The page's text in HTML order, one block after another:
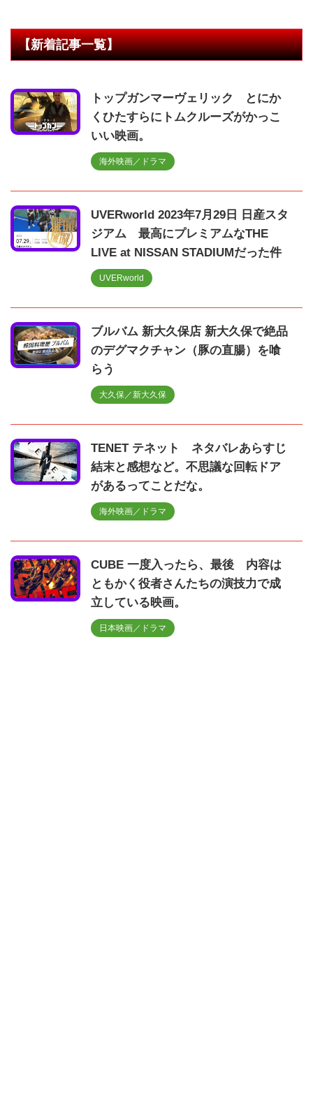
【新着記事一覧】
トップガンマーヴェリック とにか
くひたすらにトムクルーズがかっこ
いい映画。
海外映画／ドラマ
UVERworld 2023年7月29日 日産スタ
ジアム 最高にプレミアムなTHE
LIVE at NISSAN STADIUMだった件
UVERworld
ブルバム 新大久保店 新大久保で絶品
のデグマクチャン（豚の直腸）を喰
らう
大久保／新大久保
TENET テネット ネタバレあらすじ
結末と感想など。不思議な回転ドア
があるってことだな。
海外映画／ドラマ
CUBE 一度入ったら、最後 内容は
ともかく役者さんたちの演技力で成
立している映画。
日本映画／ドラマ